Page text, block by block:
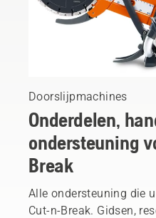
Doorslijpmachines
Onderdelen,
ondersteuning
Break
Alle ondersteuning die
Cut-n-Break. Gidsen,